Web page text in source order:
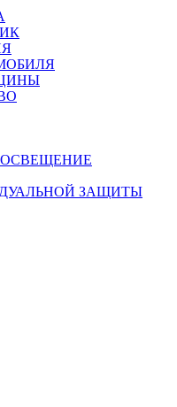
ЗАЩИТЫ